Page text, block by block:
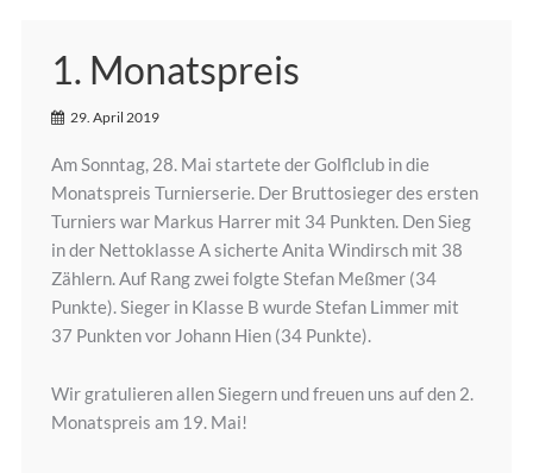
1. Monatspreis
29. April 2019
Am Sonntag, 28. Mai startete der Golflclub in die
Monatspreis Turnierserie. Der Bruttosieger des ersten
Turniers war Markus Harrer mit 34 Punkten. Den Sieg
in der Nettoklasse A sicherte Anita Windirsch mit 38
Zählern. Auf Rang zwei folgte Stefan Meßmer (34
Punkte). Sieger in Klasse B wurde Stefan Limmer mit
37 Punkten vor Johann Hien (34 Punkte).
Wir gratulieren allen Siegern und freuen uns auf den 2.
Monatspreis am 19. Mai!